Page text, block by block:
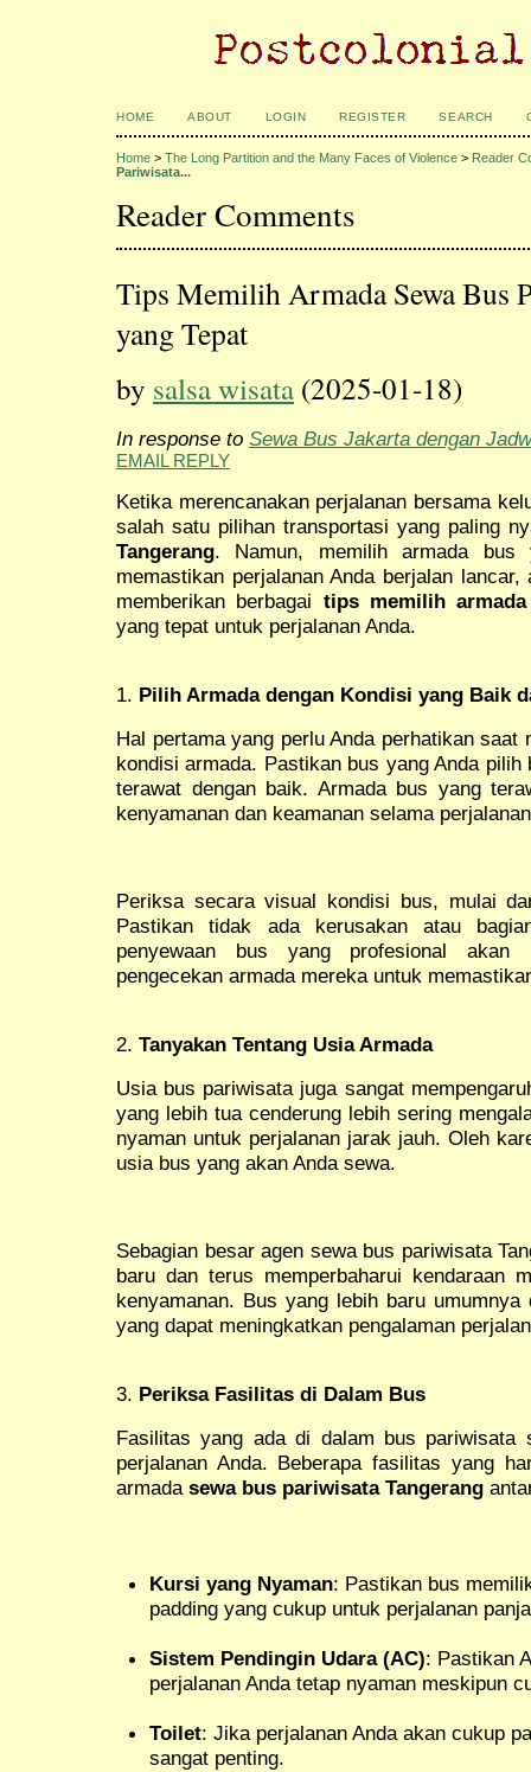
HOME ABOUT LOGIN REGISTER SEARCH
Home > The Long Partition and the Many Faces of Violence > Reader
Pariwisata...
Reader Comments
Tips Memilih Armada Sewa Bus
yang Tepat
by salsa wisata (2025-01-18)
In response to Sewa Bus Jakarta dengan
EMAIL REPLY
Ketika merencanakan perjalanan bersama
salah satu pilihan transportasi yang paling
Tangerang. Namun, memilih armada bus
memastikan perjalanan Anda berjalan
memberikan berbagai tips memilih
yang tepat untuk perjalanan Anda.
1. Pilih Armada dengan Kondisi yang Baik
Hal pertama yang perlu Anda perhatikan saat
kondisi armada. Pastikan bus yang Anda
terawat dengan baik. Armada bus yang
kenyamanan dan keamanan selama
Periksa secara visual kondisi bus, mulai
Pastikan tidak ada kerusakan atau
penyewaan bus yang profesional akan
pengecekan armada mereka untuk
2. Tanyakan Tentang Usia Armada
Usia bus pariwisata juga sangat
yang lebih tua cenderung lebih sering
nyaman untuk perjalanan jarak jauh. Oleh
usia bus yang akan Anda sewa.
Sebagian besar agen sewa bus pariwisata
baru dan terus memperbaharui kendaraan
kenyamanan. Bus yang lebih baru
yang dapat meningkatkan pengalaman
3. Periksa Fasilitas di Dalam Bus
Fasilitas yang ada di dalam bus pariwisata
perjalanan Anda. Beberapa fasilitas yang
armada sewa bus pariwisata Tangerang
Kursi yang Nyaman: Pastikan bus
padding yang cukup untuk perjalanan
Sistem Pendingin Udara (AC): Pastikan
perjalanan Anda tetap nyaman meskipun
Toilet: Jika perjalanan Anda akan cukup
sangat penting.